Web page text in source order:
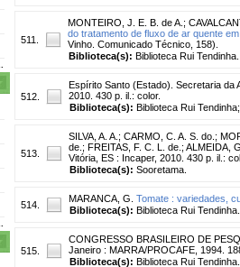
511.
MONTEIRO, J. E. B. de A. ;
do tratamento de fluxo de ar quente em
Vinho. Comunicado Técnico, 158).
Biblioteca(s): Biblioteca Rui Tendinha.
512.
Espírito Santo (Estado). Secretaria da
2010. 430 p. il.: color.
Biblioteca(s): Biblioteca Rui
513.
SILVA, A. A. ; CARMO, C. A. S. do. ;
de. ; FREITAS, F. C. L. de. ; ALMEIDA,
Vitória, ES : Incaper, 2010. 430 p. il.:
Biblioteca(s): Sooretama.
514.
MARANCA, G. Tomate : variedades,
Biblioteca(s): Biblioteca Rui Tendinha.
515.
CONGRESSO BRASILEIRO DE
Janeiro : MARRA/PROCAFE, 1994.
Biblioteca(s): Biblioteca Rui Tendinha.